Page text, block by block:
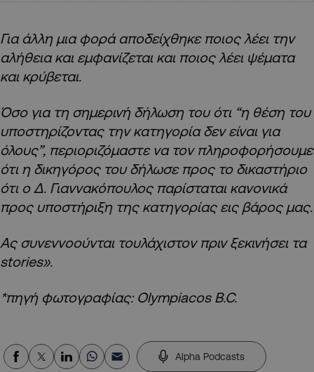
Για άλλη μια φορά αποδείχθηκε ποιος λέει την
αλήθεια και εμφανίζεται και ποιος λέει ψέματα
και κρύβεται.
Όσο για τη σημερινή δήλωση του ότι “η θέση του
υποστηρίζοντας την κατηγορία δεν είναι για
όλους”, περιοριζόμαστε να τον πληροφορήσουμε
ότι η δικηγόρος του δήλωσε προς το δικαστήριο
ότι ο Δ. Γιαννακόπουλος παρίσταται κανονικά
προς υποστήριξη της κατηγορίας εις βάρος μας.
Ας συνεννοούνται τουλάχιστον πριν ξεκινήσει τα
stories».
*πηγή φωτογραφίας: Olympiacos B.C.
Alpha Podcasts